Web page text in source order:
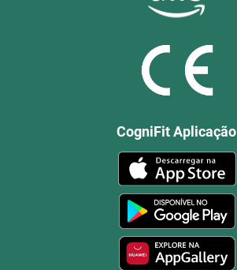
CogniFit Aplicação